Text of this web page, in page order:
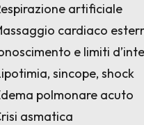
artificiale
cardiaco
e limiti
sincope, shock
polmonare acuto
asmatica